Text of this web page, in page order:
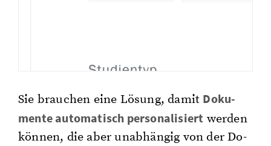
Sie brau­chen eine Lö­sung, damit Do­ku­
men­te au­to­ma­tisch per­so­na­li­siert wer­den
kön­nen, die aber un­ab­hän­gig von der Do­